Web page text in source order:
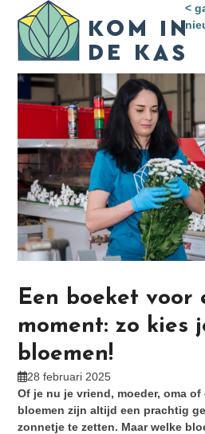
content
Open
mobile
menu
Close
mobile
menu
<
Een boeket voor
moment: zo kies
bloemen!
28 februari 2025
Of je nu je vriend, moeder, oma
bloemen zijn altijd een prachtig
zonnetje te zetten. Maar welke